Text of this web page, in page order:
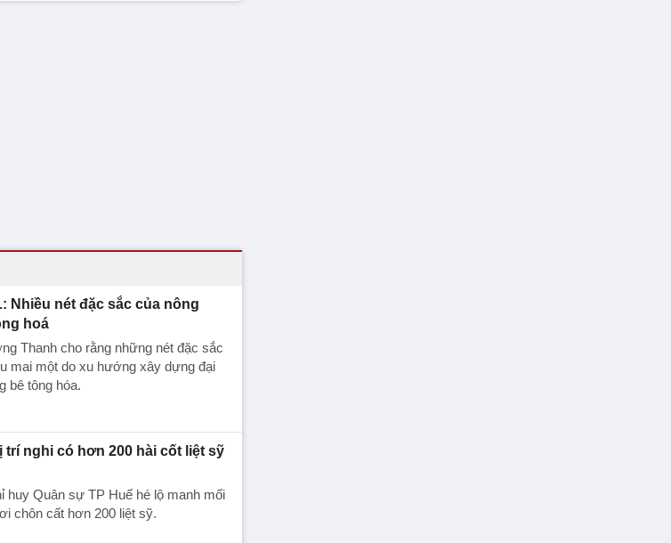
Nhiều nét đặc sắc của nông
hoá
Thanh cho rằng những nét đặc sắc
mai một do xu hướng xây dựng đại
bê tông hóa.
trí nghi có hơn 200 hài cốt liệt sỹ
huy Quân sự TP Huế hé lộ manh mối
chôn cất hơn 200 liệt sỹ.